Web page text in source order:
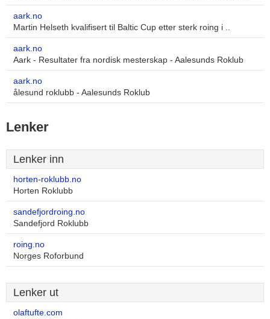
aark.no
Martin Helseth kvalifisert til Baltic Cup etter sterk roing i ..
aark.no
Aark - Resultater fra nordisk mesterskap - Aalesunds Roklub
aark.no
ålesund roklubb - Aalesunds Roklub
Lenker
Lenker inn
horten-roklubb.no
Horten Roklubb
sandefjordroing.no
Sandefjord Roklubb
roing.no
Norges Roforbund
Lenker ut
olaftufte.com